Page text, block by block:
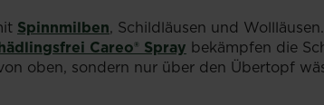
Spinnmilben, Schildläusen und Wollläusen.
Careo® Spray bekämpfen die
oben, sondern nur über den Übertopf